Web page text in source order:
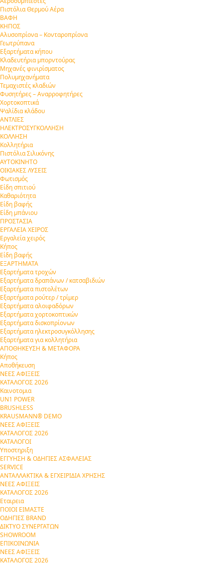
Πιστόλια Θερμού Αέρα
ΒΑΦΗ
ΚΗΠΟΣ
Αλυσοπρίονα – Κονταροπρίονα
Γεωτρύπανα
Εξαρτήματα κήπου
Κλαδευτήρια μπορντούρας
Μηχανές φινιρίσματος
Πολυμηχανήματα
Τεμαχιστές κλαδιών
Φυσητήρες – Αναρροφητήρες
Χορτοκοπτικά
Ψαλίδια κλάδου
ΑΝΤΛΙΕΣ
ΗΛΕΚΤΡΟΣΥΓΚΟΛΛΗΣΗ
ΚΟΛΛΗΣΗ
Κολλητήρια
Πιστόλια Σιλικόνης
ΑΥΤΟΚΙΝΗΤΟ
ΟΙΚΙΑΚΕΣ ΛΥΣΕΙΣ
Φωτισμός
Είδη σπιτιού
Καθαριότητα
Είδη βαφής
Είδη μπάνιου
ΠΡΟΣΤΑΣΙΑ
ΕΡΓΑΛΕΙΑ ΧΕΙΡΟΣ
Εργαλεία χειρός
Κήπος
Είδη βαφής
ΕΞΑΡΤΗΜΑΤΑ
Εξαρτήματα τροχών
Εξαρτήματα δραπάνων / κατσαβιδιών
Εξαρτήματα πιστολέτων
Εξαρτήματα ρούτερ / τρίμερ
Εξαρτήματα αλοιφαδόρων
Εξαρτήματα χορτοκοπτικών
Εξαρτήματα δισκοπρίονων
Εξαρτήματα ηλεκτροσυγκόλλησης
Εξαρτήματα για κολλητήρια
ΑΠΟΘΗΚΕΥΣΗ & ΜΕΤΑΦΟΡΑ
Κήπος
Αποθήκευση
ΝΕΕΣ ΑΦΙΞΕΙΣ
ΚΑΤΑΛΟΓΟΣ 2026
Καινοτομια
UN1 POWER
BRUSHLESS
KRAUSMANN® DEMO
ΝΕΕΣ ΑΦΙΞΕΙΣ
ΚΑΤΑΛΟΓΟΣ 2026
ΚΑΤΑΛΟΓΟΙ
Υποστηριξη
ΕΓΓΥΗΣΗ & ΟΔΗΓΙΕΣ ΑΣΦΑΛΕΙΑΣ
SERVICE
ΑΝΤΑΛΛΑΚΤΙΚΑ & ΕΓΧΕΙΡΙΔΙΑ ΧΡΗΣΗΣ
ΝΕΕΣ ΑΦΙΞΕΙΣ
ΚΑΤΑΛΟΓΟΣ 2026
Εταιρεια
ΠΟΙΟΙ ΕΙΜΑΣΤΕ
ΟΔΗΓΙΕΣ BRAND
ΔΙΚΤΥΟ ΣΥΝΕΡΓΑΤΩΝ
SHOWROOM
ΕΠΙΚΟΙΝΩΝΙΑ
ΝΕΕΣ ΑΦΙΞΕΙΣ
ΚΑΤΑΛΟΓΟΣ 2026